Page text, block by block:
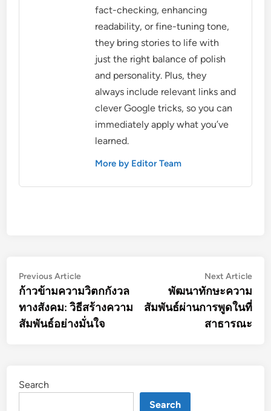
fact-checking, enhancing
readability, or fine-tuning tone,
they bring stories to life with
just the right balance of polish
and personality. Plus, they
always include relevant links and
clever Google tricks, so you can
immediately apply what you’ve
learned.
More by Editor Team
Post
navigation
Previous ArticlePrevious
article:
ก้าวข้ามความวิตกกังวล
ทางสังคม: วิธีสร้างความ
สัมพันธ์อย่างมั่นใจ
Next Article
พัฒนาทักษะความ
สัมพันธ์ผ่านการพูดในที่
สาธารณะ
Search
Search